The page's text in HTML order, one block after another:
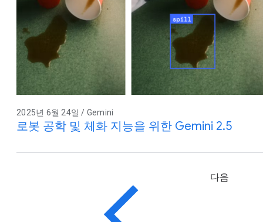
2025년 6월 24일 / Gemini
로봇 공학 및 체화 지능을 위한 Gemini 2.5
다음